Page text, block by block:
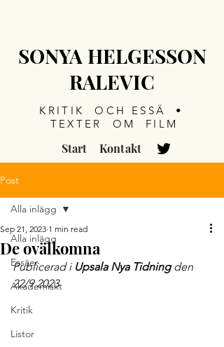
SONYA HELGESSON
RALEVIC
KRITIK OCH ESSÄ •
TEXTER OM FILM
Start Kontakt
Post
Alla inlägg
Essäer
Akademiskt
Kritik
Listor
Alla inlägg
De ovälkomna
Sep 21, 2023 1 min read
Publicerad i Upsala Nya Tidning den
22/9 2023